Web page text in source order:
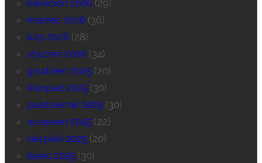
kwiecień 2026(29)
marzec 2026(36)
luty 2026(28)
styczeń 2026(34)
grudzień 2025(20)
listopad 2025(30)
październik 2025(30)
wrzesień 2025(22)
sierpień 2025(20)
lipiec 2025(30)